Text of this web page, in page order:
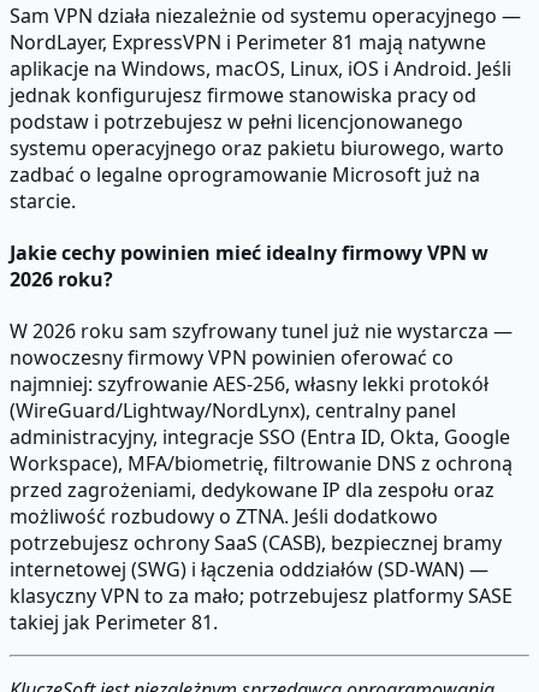
Sam VPN działa niezależnie od systemu operacyjnego —
NordLayer, ExpressVPN i Perimeter 81 mają natywne
aplikacje na Windows, macOS, Linux, iOS i Android. Jeśli
jednak konfigurujesz firmowe stanowiska pracy od
podstaw i potrzebujesz w pełni licencjonowanego
systemu operacyjnego oraz pakietu biurowego, warto
zadbać o legalne oprogramowanie Microsoft już na
starcie.
Jakie cechy powinien mieć idealny firmowy VPN w
2026 roku?
W 2026 roku sam szyfrowany tunel już nie wystarcza —
nowoczesny firmowy VPN powinien oferować co
najmniej: szyfrowanie AES-256, własny lekki protokół
(WireGuard/Lightway/NordLynx), centralny panel
administracyjny, integracje SSO (Entra ID, Okta, Google
Workspace), MFA/biometrię, filtrowanie DNS z ochroną
przed zagrożeniami, dedykowane IP dla zespołu oraz
możliwość rozbudowy o ZTNA. Jeśli dodatkowo
potrzebujesz ochrony SaaS (CASB), bezpiecznej bramy
internetowej (SWG) i łączenia oddziałów (SD-WAN) —
klasyczny VPN to za mało; potrzebujesz platformy SASE
takiej jak Perimeter 81.